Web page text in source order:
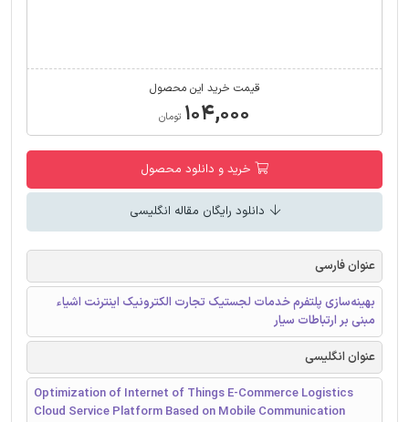
قیمت خرید این محصول
۱۰۴,۰۰۰ تومان
خرید و دانلود محصول
دانلود رایگان مقاله انگلیسی
عنوان فارسی
بهینه‌سازی پلتفرم خدمات لجستیک تجارت الکترونیک اینترنت اشیاء
مبنی بر ارتباطات سیار
عنوان انگلیسی
Optimization of Internet of Things E-Commerce Logistics
Cloud Service Platform Based on Mobile Communication